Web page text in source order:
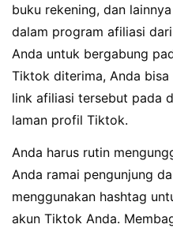
buku rekening, dan
dalam program afiliasi
Anda untuk bergabung
Tiktok diterima, Anda
link afiliasi tersebut pada
laman profil Tiktok.
Anda harus rutin
Anda ramai pengunjung
menggunakan hashtag
akun Tiktok Anda.